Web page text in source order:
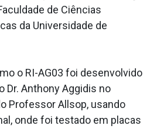
de Ciências
da Universidade de
o RI-AG03 foi desenvolvido
Dr. Anthony Aggidis no
Professor Allsop, usando
onde foi testado em placas